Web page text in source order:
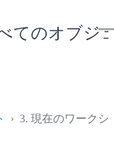
てのオブジ
› 3. 現在のワークシ